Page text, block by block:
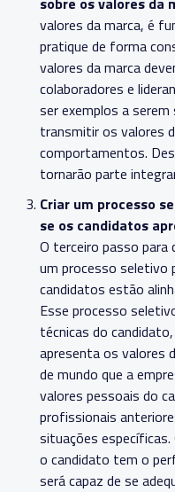
valores da marca, é
pratique de forma
valores da marca
colaboradores e
ser exemplos a
transmitir os valores
comportamentos.
tornarão parte
Criar um processo
se os candidatos
O terceiro passo
um processo seletivo
candidatos estão
Esse processo
técnicas do
apresenta os valores
de mundo que a
valores pessoais do
profissionais
situações
o candidato tem o
será capaz de se